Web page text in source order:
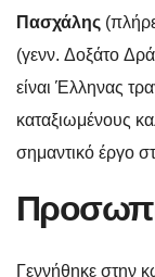
Πασχάλης
(γενν. Δοξάτο
είναι Έλληνας
καταξιωμένους
σημαντικό έργο
Γεννήθηκε στην